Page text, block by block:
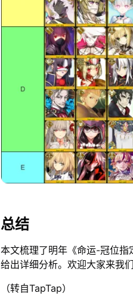
总结
本文梳理了明年《命运-冠位指
给出详细分析。欢迎大家来我
（转自TapTap）